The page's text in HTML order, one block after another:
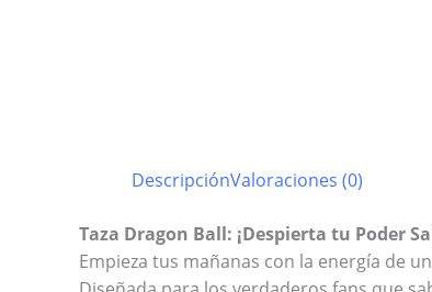
DescripciónValoraciones (0)
Taza Dragon Ball: ¡Despierta tu Poder
Empieza tus mañanas con la energía de